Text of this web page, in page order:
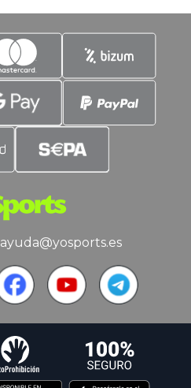
ayuda@yosports.es